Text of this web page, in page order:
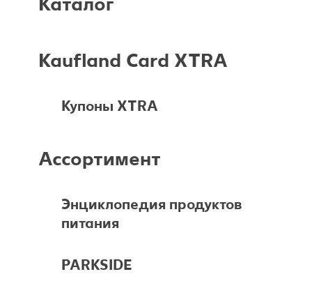
Свободное время
Kaufland Card XTRA
Купоны XTRA
Ассортимент
Энциклопедия продуктов
питания
PARKSIDE